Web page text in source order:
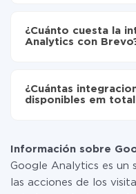
Ahora los datos se
de Google Analytics
oscilar entre 5 y 30
configuración tarda
¿Cuánto cuesta la
Analytics con
tarifas. Usted solo
realmente se
manera segura un
uno de pago, si es
tarifas.
¿Cuántas
disponibles em
Información sobre
Google Analytics es un
las acciones de los